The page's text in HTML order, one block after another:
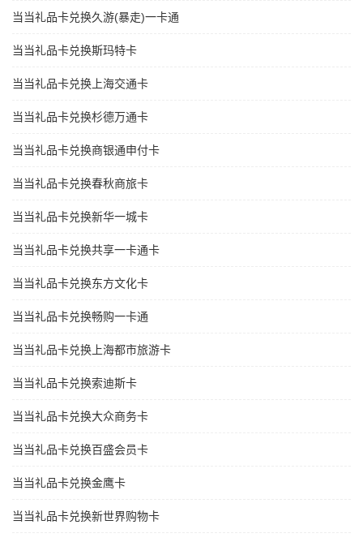
当当礼品卡兑换久游(暴走)一卡通
当当礼品卡兑换斯玛特卡
当当礼品卡兑换上海交通卡
当当礼品卡兑换杉德万通卡
当当礼品卡兑换商银通申付卡
当当礼品卡兑换春秋商旅卡
当当礼品卡兑换新华一城卡
当当礼品卡兑换共享一卡通卡
当当礼品卡兑换东方文化卡
当当礼品卡兑换畅购一卡通
当当礼品卡兑换上海都市旅游卡
当当礼品卡兑换索迪斯卡
当当礼品卡兑换大众商务卡
当当礼品卡兑换百盛会员卡
当当礼品卡兑换金鹰卡
当当礼品卡兑换新世界购物卡